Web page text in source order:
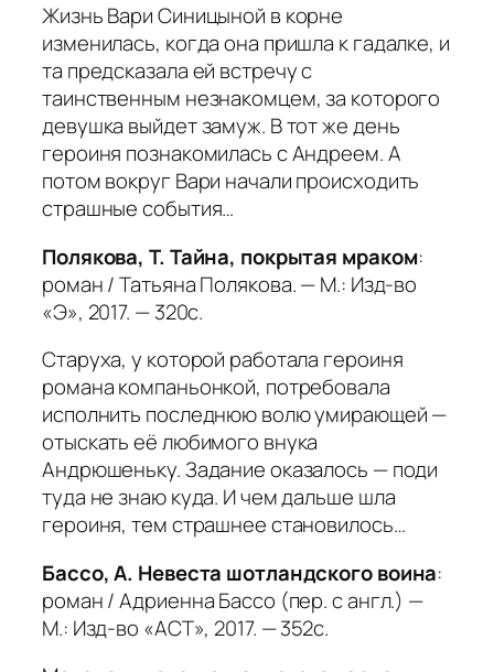
Жизнь Вари Синицыной в корне
изменилась, когда она пришла к гадалке, и
та предсказала ей встречу с
таинственным незнакомцем, за которого
девушка выйдет замуж. В тот же день
героиня познакомилась с Андреем. А
потом вокруг Вари начали происходить
страшные события…
Полякова, Т. Тайна, покрытая мраком:
роман / Татьяна Полякова. — М.: Изд-во
«Э», 2017. — 320с.
Старуха, у которой работала героиня
романа компаньонкой, потребовала
исполнить последнюю волю умирающей —
отыскать её любимого внука
Андрюшеньку. Задание оказалось — поди
туда не знаю куда. И чем дальше шла
героиня, тем страшнее становилось…
Бассо, А. Невеста шотландского воина:
роман / Адриенна Бассо (пер. с англ.) —
М.: Изд-во «АСТ», 2017. — 352с.